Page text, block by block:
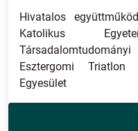
Hivatalos
Katolikus
Esztergomi Triatlon
Egyesület